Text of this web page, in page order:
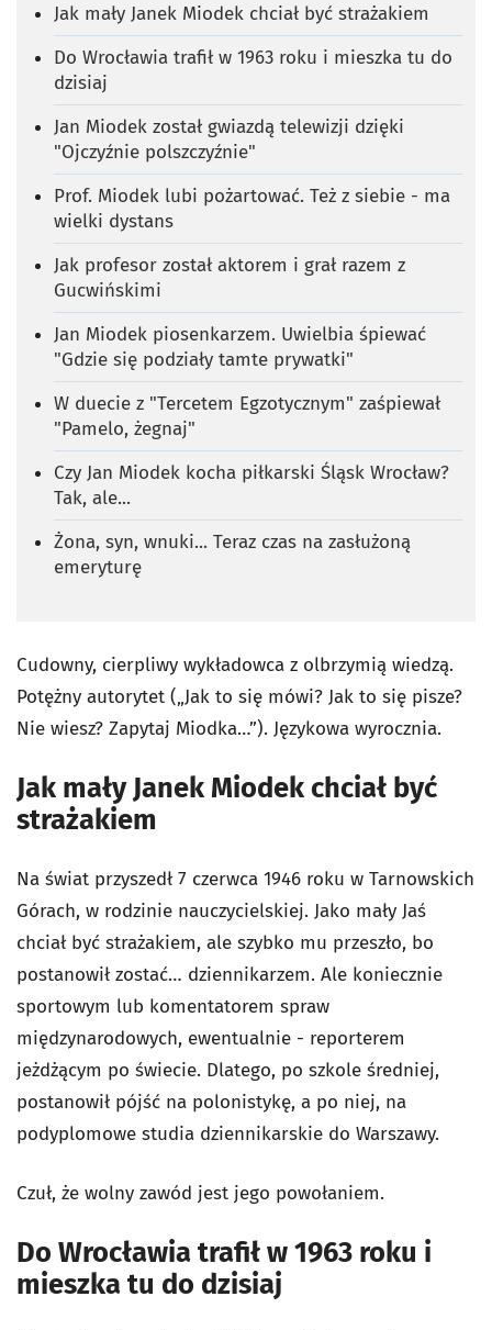
Jak mały Janek Miodek chciał być strażakiem
Do Wrocławia trafił w 1963 roku i mieszka tu do
dzisiaj
Jan Miodek został gwiazdą telewizji dzięki
"Ojczyźnie polszczyźnie"
Prof. Miodek lubi pożartować. Też z siebie - ma
wielki dystans
Jak profesor został aktorem i grał razem z
Gucwińskimi
Jan Miodek piosenkarzem. Uwielbia śpiewać
"Gdzie się podziały tamte prywatki"
W duecie z "Tercetem Egzotycznym" zaśpiewał
"Pamelo, żegnaj"
Czy Jan Miodek kocha piłkarski Śląsk Wrocław?
Tak, ale...
Żona, syn, wnuki... Teraz czas na zasłużoną
emeryturę
Cudowny, cierpliwy wykładowca z olbrzymią wiedzą.
Potężny autorytet („Jak to się mówi? Jak to się pisze?
Nie wiesz? Zapytaj Miodka…”). Językowa wyrocznia.
Jak mały Janek Miodek chciał być
strażakiem
Na świat przyszedł 7 czerwca 1946 roku w Tarnowskich
Górach, w rodzinie nauczycielskiej. Jako mały Jaś
chciał być strażakiem, ale szybko mu przeszło, bo
postanowił zostać… dziennikarzem. Ale koniecznie
sportowym lub komentatorem spraw
międzynarodowych, ewentualnie - reporterem
jeżdżącym po świecie. Dlatego, po szkole średniej,
postanowił pójść na polonistykę, a po niej, na
podyplomowe studia dziennikarskie do Warszawy.
Czuł, że wolny zawód jest jego powołaniem.
Do Wrocławia trafił w 1963 roku i
mieszka tu do dzisiaj